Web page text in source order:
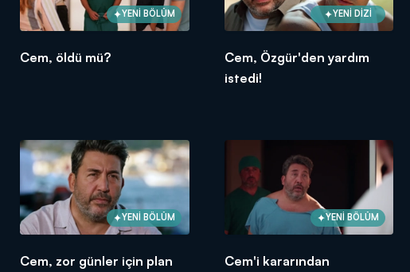
YENİ BÖLÜM
Cem, öldü mü?
YENİ DİZİ
Cem, Özgür'den yardım
istedi!
YENİ BÖLÜM
Cem, zor günler için plan
YENİ BÖLÜM
Cem'i kararından